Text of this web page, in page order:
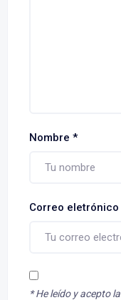
Nombre *
Correo eletrónico
*He leído y acepto la